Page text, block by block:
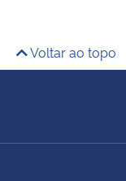
Voltar ao topo